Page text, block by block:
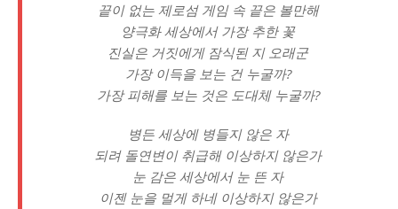
끝이 없는 제로섬 게임 속 끝은 볼만해
양극화 세상에서 가장 추한 꽃
진실은 거짓에게 잠식된 지 오래군
가장 이득을 보는 건 누굴까?
가장 피해를 보는 것은 도대체 누굴까?
병든 세상에 병들지 않은 자
되려 돌연변이 취급해 이상하지 않은가
눈 감은 세상에서 눈 뜬 자
이젠 눈을 멀게 하네 이상하지 않은가